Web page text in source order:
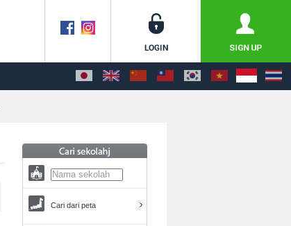
Cari dari peta